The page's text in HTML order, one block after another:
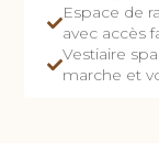
Espace de
avec accès
Vestiaire
marche et